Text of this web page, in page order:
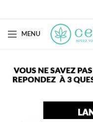
MENU